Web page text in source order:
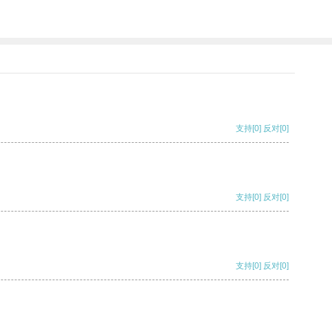
支持[0] 反对[0]
支持[0] 反对[0]
支持[0] 反对[0]